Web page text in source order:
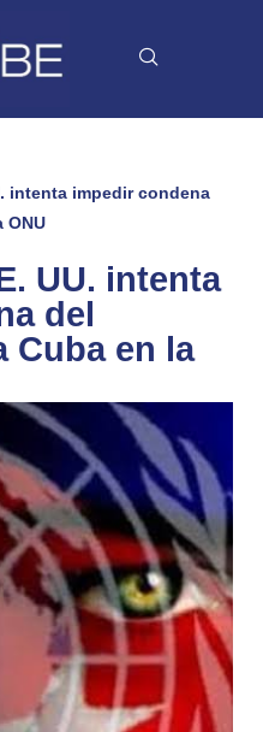
intenta impedir condena
ONU
UU. intenta
del
Cuba en la